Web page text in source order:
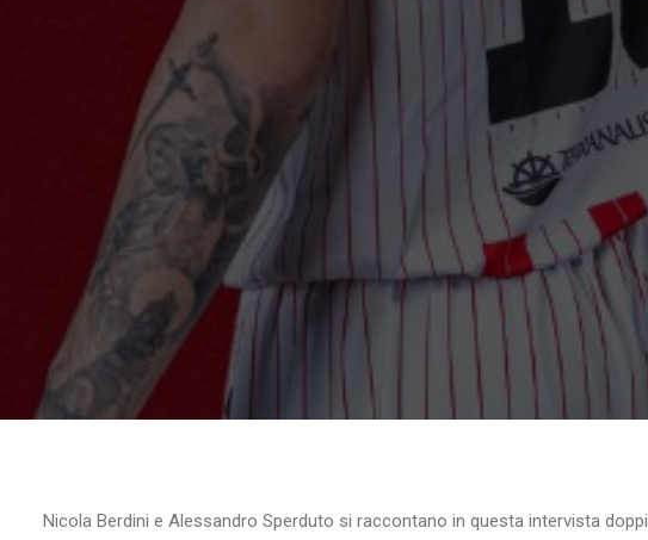
Nicola Berdini e Alessandro Sperduto si raccontano in questa intervista